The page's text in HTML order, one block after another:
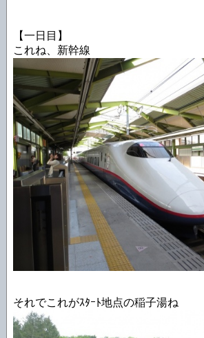
【一日目】
これね、新幹線
それでこれがｽﾀｰﾄ地点の稲子湯ね